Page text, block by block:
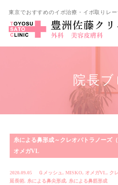
東京でおすすめのイボ治療・イボ取りレー
院長ブ
糸による鼻形成～クレオパトラノーズ
オメガVL
2020.09.05 Ｇメッシュ, MISKO, オメガVL, ク
延長術, 糸による鼻尖形成, 糸による鼻筋形成